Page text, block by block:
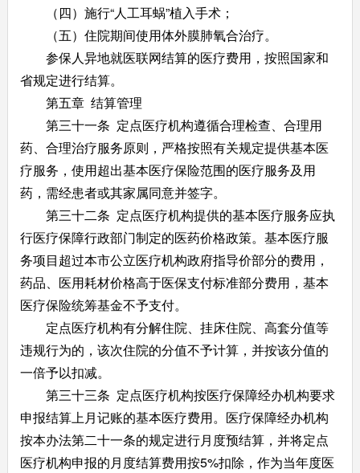
（四）施行“人工耳蜗”植入手术；
（五）住院期间使用体外膜肺氧合治疗。
参保人异地就医联网结算的医疗费用，按照国家和
省规定进行结算。
第五章 结算管理
第三十一条 定点医疗机构遵循合理检查、合理用
药、合理治疗服务原则，严格按照有关规定提供基本医
疗服务，使用超出基本医疗保险范围的医疗服务及用
药，需经患者或其家属同意并签字。
第三十二条 定点医疗机构提供的基本医疗服务应执
行医疗保障行政部门制定的医药价格政策。基本医疗服
务项目超过本市公立医疗机构政府指导价部分的费用，
药品、医用耗材价格高于医保支付标准部分费用，基本
医疗保险统筹基金不予支付。
定点医疗机构有分解住院、挂床住院、高套分值等
违规行为的，该次住院的分值不予计算，并按该分值的
一倍予以扣减。
第三十三条 定点医疗机构按医疗保障经办机构要求
申报结算上月记账的基本医疗费用。医疗保障经办机构
按本办法第二十一条的规定进行月度预结算，并将定点
医疗机构申报的月度结算费用按5%扣除，作为当年度医